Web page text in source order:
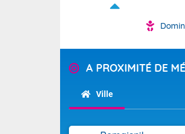
A PROXIMITÉ DE
Ville